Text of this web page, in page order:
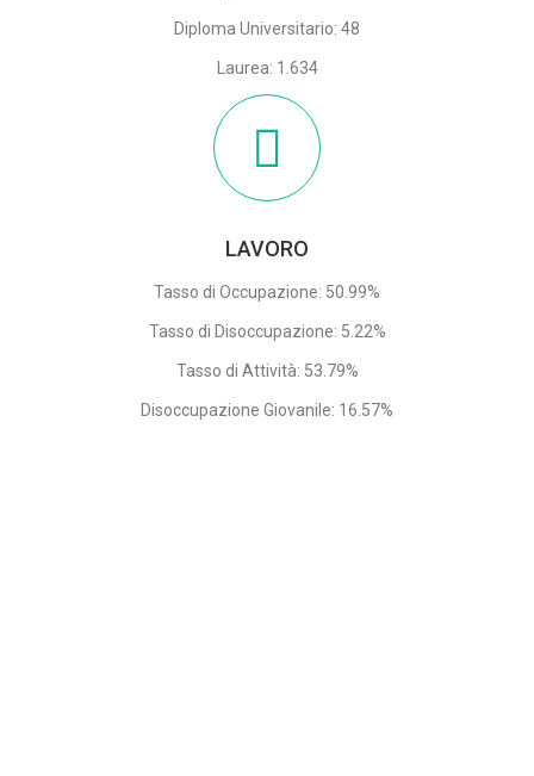
Diploma Universitario: 48
Laurea: 1.634
LAVORO
Tasso di Occupazione: 50.99%
Tasso di Disoccupazione: 5.22%
Tasso di Attività: 53.79%
Disoccupazione Giovanile: 16.57%